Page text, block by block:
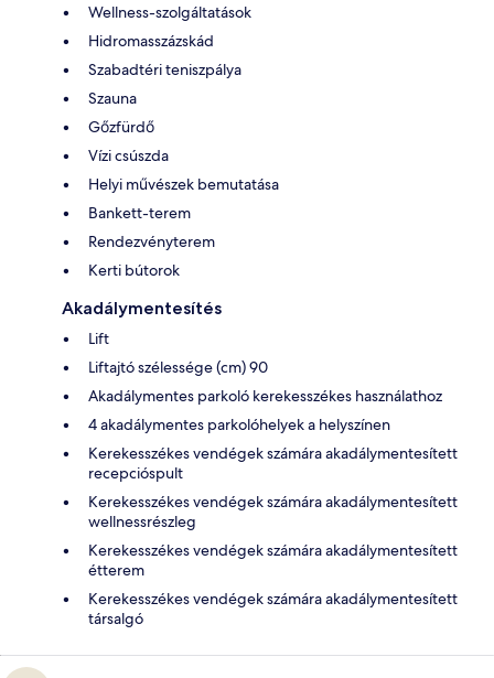
Wellness-szolgáltatások
Hidromasszázskád
Szabadtéri teniszpálya
Szauna
Gőzfürdő
Vízi csúszda
Helyi művészek bemutatása
Bankett-terem
Rendezvényterem
Kerti bútorok
Akadálymentesítés
Lift
Liftajtó szélessége (cm) 90
Akadálymentes parkoló kerekesszékes használathoz
4 akadálymentes parkolóhelyek a helyszínen
Kerekesszékes vendégek számára akadálymentesített
recepcióspult
Kerekesszékes vendégek számára akadálymentesített
wellnessrészleg
Kerekesszékes vendégek számára akadálymentesített
étterem
Kerekesszékes vendégek számára akadálymentesített
társalgó